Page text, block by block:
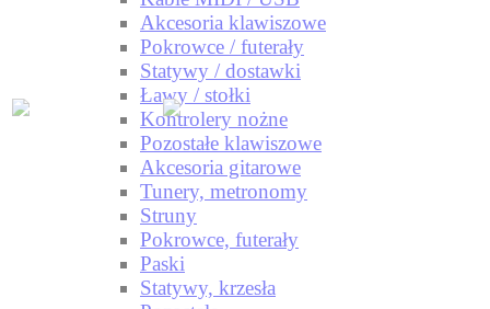
Akcesoria klawiszowe
Pokrowce / futerały
Statywy / dostawki
Ławy / stołki
Kontrolery nożne
Pozostałe klawiszowe
Akcesoria gitarowe
Tunery, metronomy
Struny
Pokrowce, futerały
Paski
Statywy, krzesła